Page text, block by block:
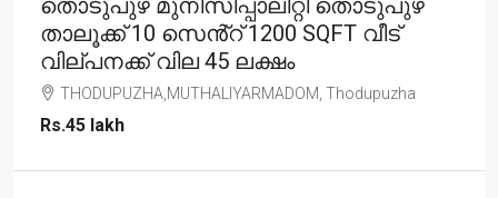
താലൂക്ക് 10 സെൻ്റ് 1200 SQFT വീട്
വില്പനക്ക് വില 45 ലക്ഷം
THODUPUZHA,MUTHALIYARMADOM, Thodupuzha
Rs.45 lakh